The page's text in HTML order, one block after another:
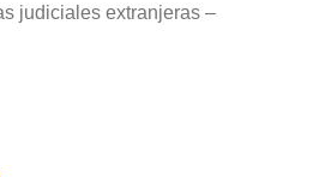
judiciales extranjeras –